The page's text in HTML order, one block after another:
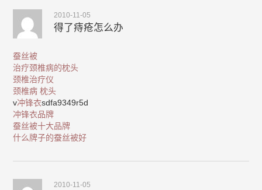
2010-11-05
得了痔疮怎么办
蚕丝被
治疗颈椎病的枕头
颈椎治疗仪
颈椎病 枕头
v冲锋衣sdfa9349r5d
冲锋衣品牌
蚕丝被十大品牌
什么牌子的蚕丝被好
2010-11-05